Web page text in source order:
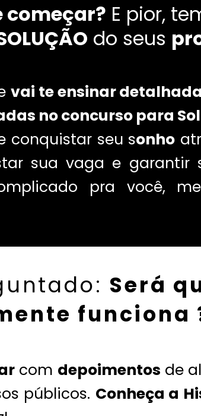
começar? E pior,
do seus
vai te ensinar
no concurso para
conquistar seu sonho
sua vaga e garantir
pra você,
Será
funciona
com depoimentos de
públicos. Conheça a